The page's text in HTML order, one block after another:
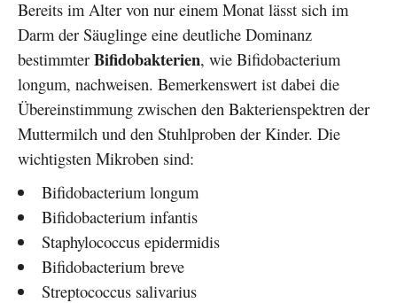
Bereits im Alter von nur einem Monat lässt sich im
Darm der Säuglinge eine deutliche Dominanz
bestimmter Bifidobakterien, wie Bifidobacterium
longum, nachweisen. Bemerkenswert ist dabei die
Übereinstimmung zwischen den Bakterienspektren der
Muttermilch und den Stuhlproben der Kinder. Die
wichtigsten Mikroben sind:
Bifidobacterium longum
Bifidobacterium infantis
Staphylococcus epidermidis
Bifidobacterium breve
Streptococcus salivarius